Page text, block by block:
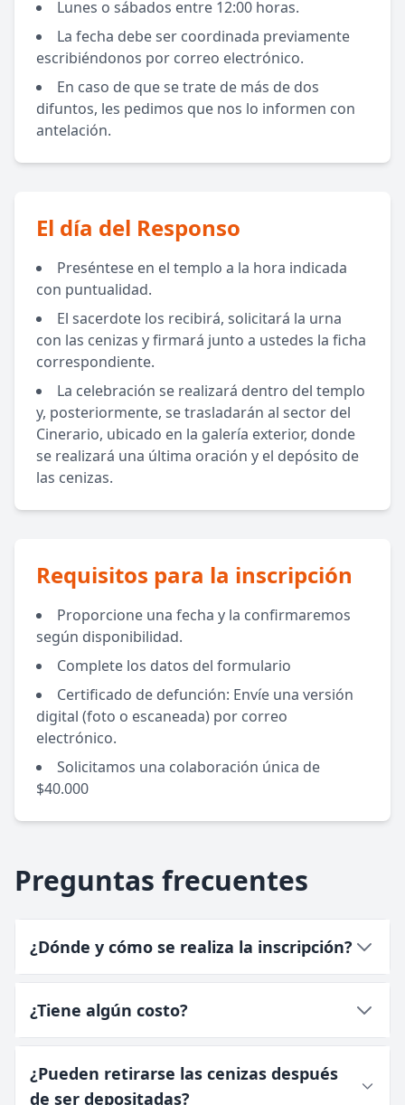
Lunes o sábados entre 12:00 horas.
La fecha debe ser coordinada previamente
escribiéndonos por correo electrónico.
En caso de que se trate de más de dos
difuntos, les pedimos que nos lo informen con
antelación.
El día del Responso
Preséntese en el templo a la hora indicada
con puntualidad.
El sacerdote los recibirá, solicitará la urna
con las cenizas y firmará junto a ustedes la ficha
correspondiente.
La celebración se realizará dentro del templo
y, posteriormente, se trasladarán al sector del
Cinerario, ubicado en la galería exterior, donde
se realizará una última oración y el depósito de
las cenizas.
Requisitos para la inscripción
Proporcione una fecha y la confirmaremos
según disponibilidad.
Complete los datos del formulario
Certificado de defunción: Envíe una versión
digital (foto o escaneada) por correo
electrónico.
Solicitamos una colaboración única de
$40.000
Preguntas frecuentes
¿Dónde y cómo se realiza la inscripción?
¿Tiene algún costo?
¿Pueden retirarse las cenizas después
de ser depositadas?